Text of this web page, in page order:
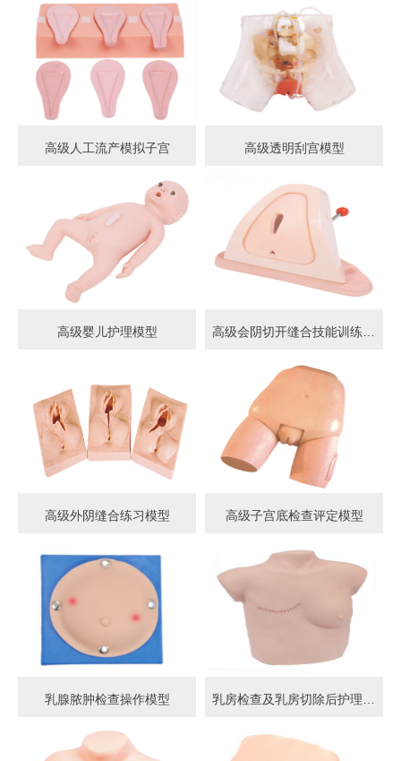
高级人工流产模拟子宫 高级透明刮宫模型
高级婴儿护理模型
高级外阴缝合练习模型 高级子宫底检查评定模型
乳腺脓肿检查操作模型